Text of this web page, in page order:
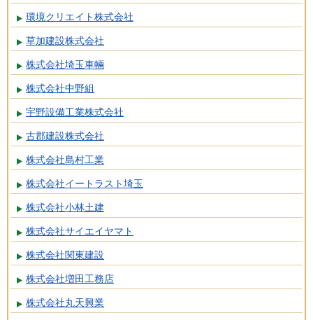
環境クリエイト株式会社
草加建設株式会社
株式会社埼玉車輛
株式会社中野組
宇野設備工業株式会社
古郡建設株式会社
株式会社島村工業
株式会社イートラスト埼玉
株式会社小林土建
株式会社サイエイヤマト
株式会社関東建設
株式会社増田工務店
株式会社丸天興業